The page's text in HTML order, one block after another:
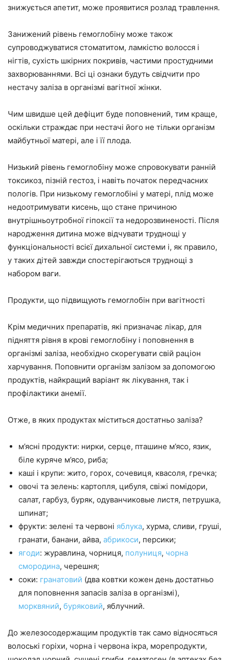
знижується апетит, може проявитися розлад травлення.
Занижений рівень гемоглобіну може також
супроводжуватися стоматитом, ламкістю волосся і
нігтів, сухість шкірних покривів, частими простудними
захворюваннями. Всі ці ознаки будуть свідчити про
нестачу заліза в організмі вагітної жінки.
Чим швидше цей дефіцит буде поповнений, тим краще,
оскільки страждає при нестачі його не тільки організм
майбутньої матері, але і її плода.
Низький рівень гемоглобіну може спровокувати ранній
токсикоз, пізній гестоз, і навіть початок передчасних
пологів. При низькому гемоглобіні у матері, плід може
недоотримувати кисень, що стане причиною
внутрішньоутробної гіпоксії та недорозвиненості. Після
народження дитина може відчувати труднощі у
функціональності всієї дихальної системи і, як правило,
у таких дітей завжди спостерігаються труднощі з
набором ваги.
Продукти, що підвищують гемоглобін при вагітності
Крім медичних препаратів, які призначає лікар, для
підняття рівня в крові гемоглобіну і поповнення в
організмі заліза, необхідно скорегувати свій раціон
харчування. Поповнити організм залізом за допомогою
продуктів, найкращий варіант як лікування, так і
профілактики анемії.
Отже, в яких продуктах міститься достатньо заліза?
м’ясні продукти: нирки, серце, пташине м’ясо, язик,
біле куряче м’ясо, риба;
каші і крупи: жито, горох, сочевиця, квасоля, гречка;
овочі та зелень: картопля, цибуля, свіжі помідори,
салат, гарбуз, буряк, одуванчиковые листя, петрушка,
шпинат;
фрукти: зелені та червоні яблука, хурма, сливи, груші,
гранати, банани, айва, абрикоси, персики;
ягоди: журавлина, чорниця, полуниця, чорна
смородина, черешня;
соки: гранатовий (два ковтки кожен день достатньо
для поповнення запасів заліза в організмі),
морквяний, буряковий, яблучний.
До железосодержащим продуктів так само відносяться
волоські горіхи, чорна і червона ікра, морепродукти,